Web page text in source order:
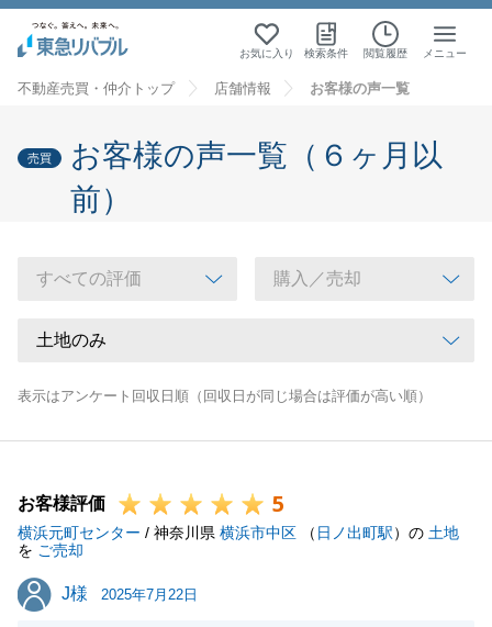
お気に入り 検索条件 閲覧履歴 メニュー
不動産売買・仲介トップ 店舗情報 お客様の声一覧
売買
お客様の声一覧（６ヶ月以
前）
表示はアンケート回収日順（回収日が同じ場合は評価が高い順）
お客様評価 5
横浜元町センター / 神奈川県 横浜市中区 （ 日ノ出町駅）の 土地
を ご売却
J様
J様 2025年7月22日